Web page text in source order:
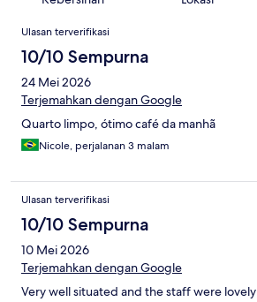
Ulasan
Ulasan terverifikasi
10/10 Sempurna
24 Mei 2026
Terjemahkan dengan Google
Quarto limpo, ótimo café da manhã
Nicole, perjalanan 3 malam
Ulasan terverifikasi
10/10 Sempurna
10 Mei 2026
Terjemahkan dengan Google
Very well situated and the staff were lovely